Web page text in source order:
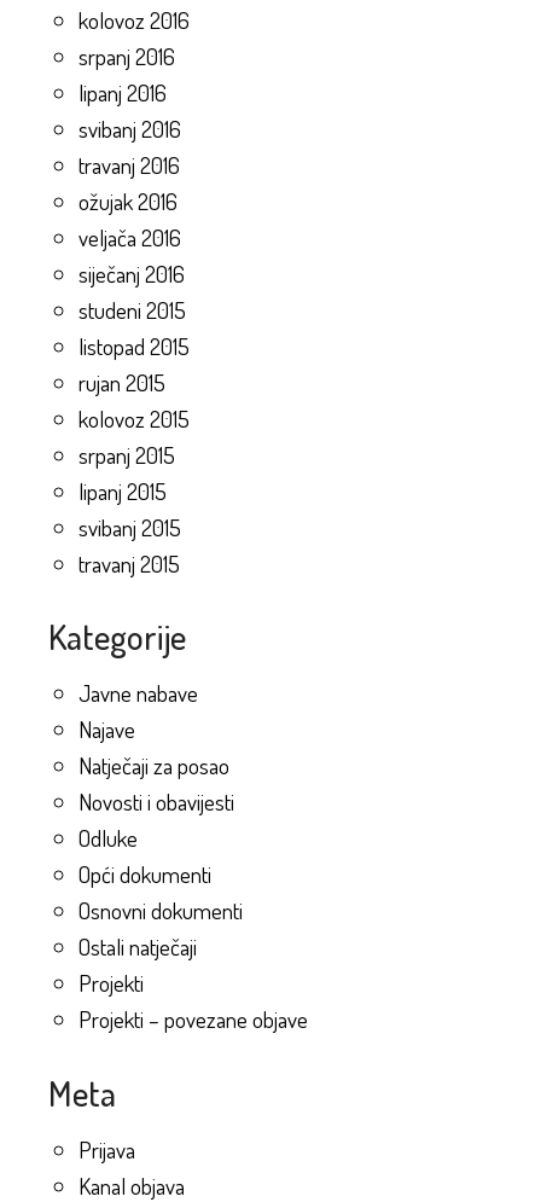
kolovoz 2016
srpanj 2016
lipanj 2016
svibanj 2016
travanj 2016
ožujak 2016
veljača 2016
siječanj 2016
studeni 2015
listopad 2015
rujan 2015
kolovoz 2015
srpanj 2015
lipanj 2015
svibanj 2015
travanj 2015
Kategorije
Javne nabave
Najave
Natječaji za posao
Novosti i obavijesti
Odluke
Opći dokumenti
Osnovni dokumenti
Ostali natječaji
Projekti
Projekti – povezane objave
Meta
Prijava
Kanal objava